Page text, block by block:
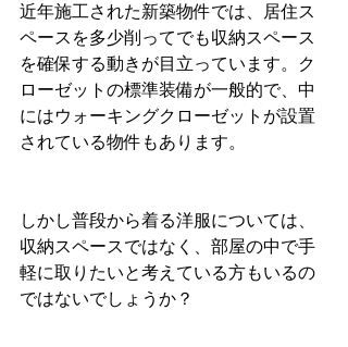
近年施工された新築物件では、居住ス
ペースを多少削ってでも収納スペース
を確保する動きが目立っています。ク
ローゼットの標準装備が一般的で、中
にはウォーキングクローゼットが設置
されている物件もあります。
しかし普段から着る洋服については、
収納スペースではなく、部屋の中で手
軽に取りたいと考えている方もいるの
ではないでしょうか？